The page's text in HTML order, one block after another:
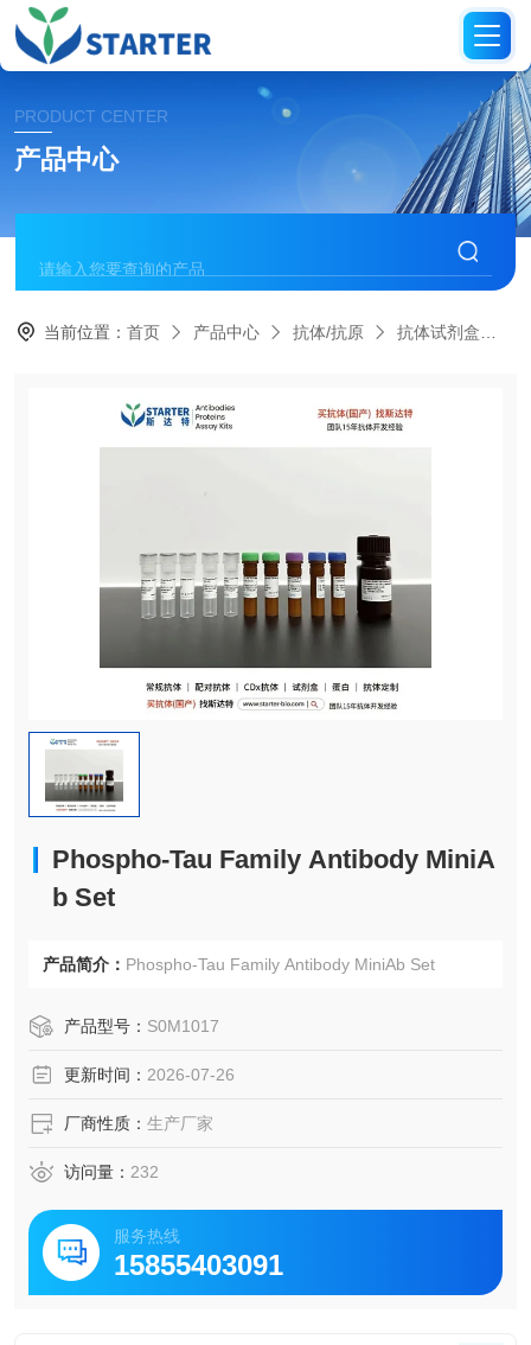
PRODUCT CENTER
产品中心
当前位置：首页 产品中心 抗体/抗原 抗体试剂盒
Phospho-Tau Family Antibody MiniA
b Set
产品简介： Phospho-Tau Family Antibody MiniAb Set
产品型号： S0M1017
更新时间： 2026-07-26
厂商性质： 生产厂家
访问量： 232
服务热线
15855403091